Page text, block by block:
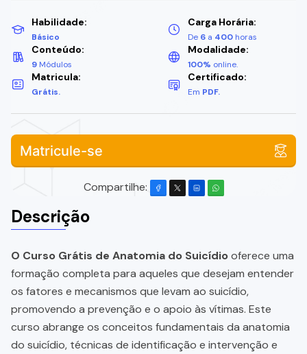
Habilidade:
Básico
Carga Horária:
De 6 a 400 horas
Conteúdo:
9 Módulos
Modalidade:
100% online.
Matricula:
Grátis.
Certificado:
Em PDF.
Matricule-se
Compartilhe:
Descrição
O Curso Grátis de Anatomia do Suicídiooferece uma
formação completa para aqueles que desejam entender
os fatores e mecanismos que levam ao suicídio,
promovendo a prevenção e o apoio às vítimas. Este
curso abrange os conceitos fundamentais da anatomia
do suicídio, técnicas de identificação e intervenção e